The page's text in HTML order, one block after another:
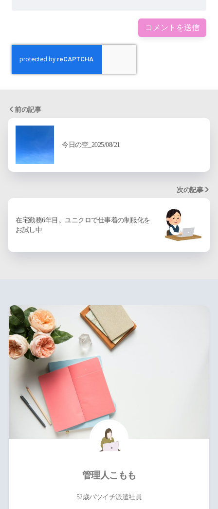
前の記事
今日の空_2025/08/21
次の記事
在宅勤務6年目。ユニクロで仕事着の制服化を
お試し中
管理人こもも
52歳バツイチ派遣社員